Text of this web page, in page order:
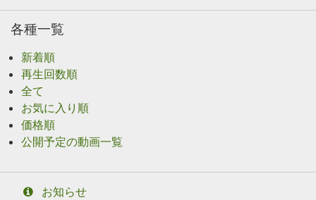
各種一覧
新着順
再生回数順
全て
お気に入り順
価格順
公開予定の動画一覧
お知らせ